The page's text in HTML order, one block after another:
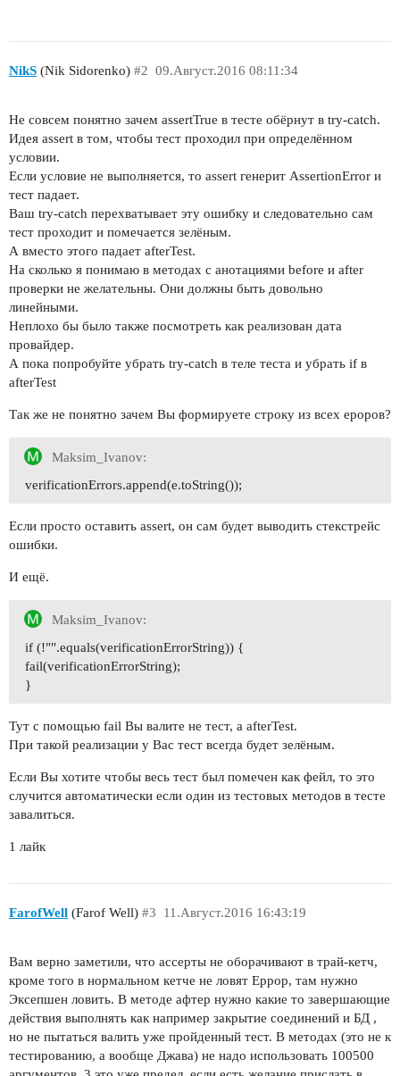
NikS (Nik Sidorenko) 09.Август.2016 08:11:34
#2
Не совсем понятно зачем assertTrue в тесте обёрнут в try-catch.
Идея assert в том, чтобы тест проходил при определённом
условии.
Если условие не выполняется, то assert генерит AssertionError и
тест падает.
Ваш try-catch перехватывает эту ошибку и следовательно сам
тест проходит и помечается зелёным.
А вместо этого падает afterTest.
На сколько я понимаю в методах с анотациями before и after
проверки не желательны. Они должны быть довольно
линейными.
Неплохо бы было также посмотреть как реализован дата
провайдер.
А пока попробуйте убрать try-catch в теле теста и убрать if в
afterTest
Так же не понятно зачем Вы формируете строку из всех ероров?
Maksim_Ivanov:
verificationErrors.append(e.toString());
Если просто оставить assert, он сам будет выводить стекстрейс
ошибки.
И ещё.
Maksim_Ivanov:
if (!"".equals(verificationErrorString)) {
fail(verificationErrorString);
}
Тут с помощью fail Вы валите не тест, а afterTest.
При такой реализации у Вас тест всегда будет зелёным.
Если Вы хотите чтобы весь тест был помечен как фейл, то это
случится автоматически если один из тестовых методов в тесте
завалиться.
1 лайк
FarofWell (Farof Well) 11.Август.2016 16:43:19
#3
Вам верно заметили, что ассерты не оборачивают в трай-кетч,
кроме того в нормальном кетче не ловят Еррор, там нужно
Эксепшен ловить. В методе афтер нужно какие то завершающие
действия выполнять как например закрытие соединений и БД ,
но не пытаться валить уже пройденный тест. В методах (это не к
тестированию, а вообще Джава) не надо использовать 100500